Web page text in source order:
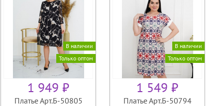
В наличии
Только оптом
1 949 ₽
Платье Арт.Б-50805
В наличии
Только оптом
1 549 ₽
Платье Арт.Б-50794